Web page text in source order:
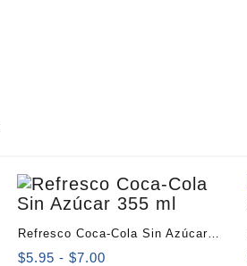
Refresco Coca-Cola Sin Azúcar
355 ml
$5.95 - $7.00